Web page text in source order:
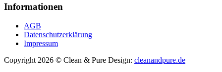
Informationen
AGB
Datenschutzerklärung
Impressum
Copyright 2026 © Clean & Pure Design: cleanandpure.de